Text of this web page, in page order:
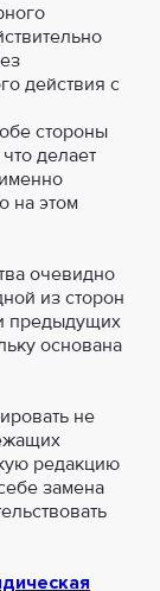
действия с
стороны
делает
на этом
очевидно
из сторон
предыдущих
основана
не
редакцию
замена